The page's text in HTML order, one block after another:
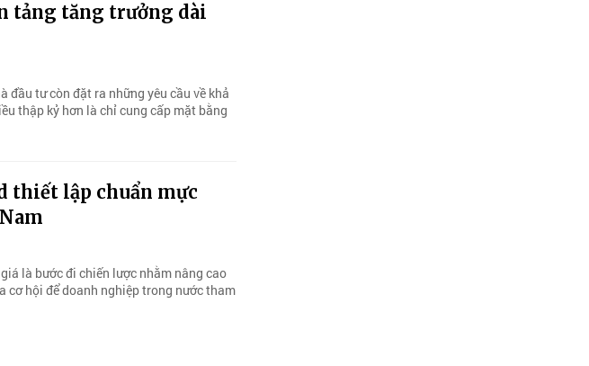
tảng tăng trưởng dài
đầu tư còn đặt ra những yêu cầu về khả
thập kỷ hơn là chỉ cung cấp mặt bằng
thiết lập chuẩn mực
là bước đi chiến lược nhằm nâng cao
cơ hội để doanh nghiệp trong nước tham